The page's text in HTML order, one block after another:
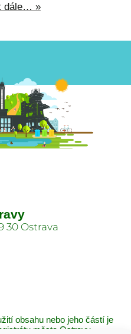
dále… »
30 Ostrava
obsahu nebo jeho částí je
města Ostravy.